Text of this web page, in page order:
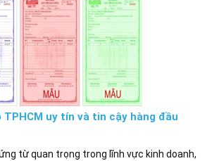
TPHCM uy tín và tin cậy hàng đầu
từ quan trọng trong lĩnh vực kinh doanh,